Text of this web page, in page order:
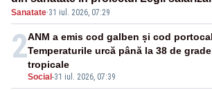
Sanatate·31 iul. 2026, 07:29
2
Social -31 iul. 2026, 07:39
ANM a emis cod galben și cod
Temperaturile urcă până la 38 de
tropicale